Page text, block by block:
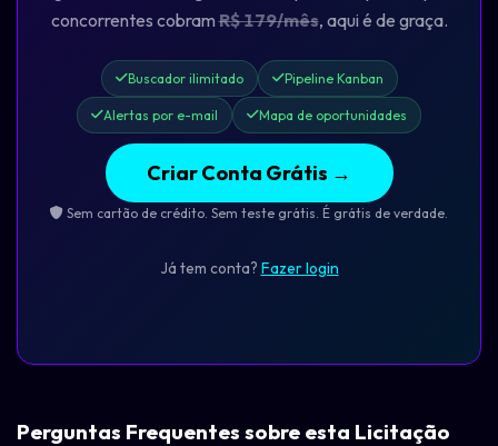
concorrentes cobramR$ 179/mês, aqui é de graça.
Buscador ilimitado Pipeline Kanban
Alertas por e-mail Mapa de oportunidades
Criar Conta Grátis →
Sem cartão de crédito. Sem teste grátis. É grátis de verdade.
Já tem conta? Fazer login
Perguntas Frequentes sobre esta Licitação